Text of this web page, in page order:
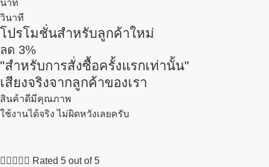
นาที
วินาที
โปรโมชั่นสำหรับลูกค้าใหม่
ลด 3%
"สำหรับการสั่งซื้อครั้งแรกเท่านั้น"
เสียงจริงจากลูกค้าของเรา
สินค้าดีมีคุณภาพ
ใช้งานได้จริง ไม่ผิดหวังเลยครับ
     Rated 5 out of 5